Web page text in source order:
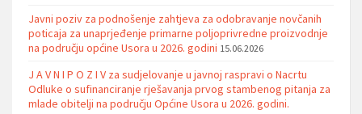
Javni poziv za podnošenje zahtjeva za odobravanje novčanih
poticaja za unaprjeđenje primarne poljoprivredne proizvodnje
na području općine Usora u 2026. godini 15.06.2026
J A V N I P O Z I V za sudjelovanje u javnoj raspravi o Nacrtu
Odluke o sufinanciranje rješavanja prvog stambenog pitanja za
mlade obitelji na području Općine Usora u 2026. godini.